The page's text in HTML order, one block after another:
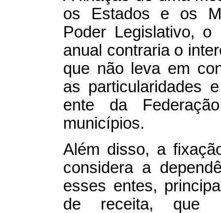
os Estados e os
Poder Legislativo, o
anual contraria o
que não leva em
as particularidades
ente da
municípios.
Além disso, a
considera a
esses entes,
de receita, que